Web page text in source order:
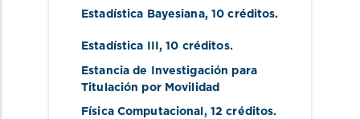
Estadística Bayesiana, 10 créditos.
Estadística III , 10 créditos.
Estancia de Investigación para
Titulación por Movilidad
Física Computacional , 12 créditos.